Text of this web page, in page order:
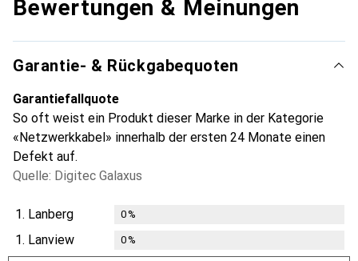
Bewertungen & Meinungen
Garantie- & Rückgabequoten
Garantiefallquote
So oft weist ein Produkt dieser Marke in der Kategorie
«Netzwerkkabel» innerhalb der ersten 24 Monate einen
Defekt auf.
Quelle: Digitec Galaxus
1. Lanberg 0%
1. Lanview 0%